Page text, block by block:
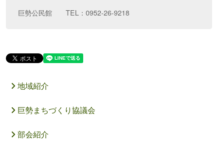
巨勢公民館 TEL：0952-26-9218
地域紹介
巨勢まちづくり協議会
部会紹介